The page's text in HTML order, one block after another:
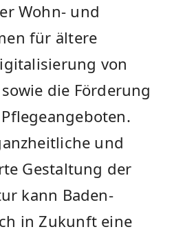
Wohn-‍ und
für ältere
von
die Förderung
​und
Gestaltung der
kann Baden-
in Zukunft eine